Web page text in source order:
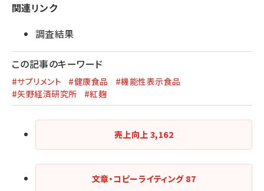
関連リンク
調査結果
この記事のキーワード
#サプリメント #健康食品
#機能性表示食品
#矢野経済研究所
#紅麹
売上向上 3,162
文章・コピーライティング 87